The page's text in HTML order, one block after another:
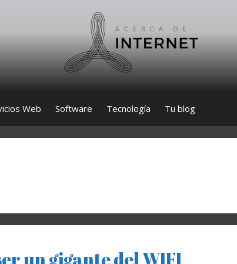
Web Software Tecnología Tu blog
un gigante del WIFI